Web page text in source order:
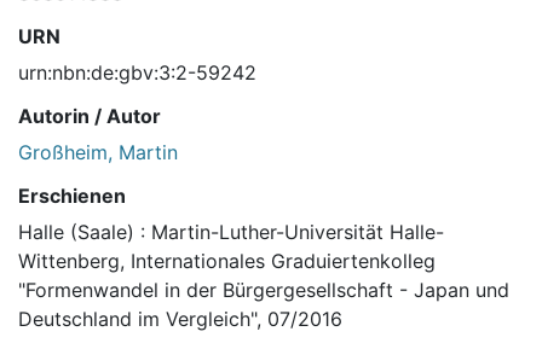
URN
urn:nbn:de:gbv:3:2-59242
Autorin / Autor
Großheim, Martin
Erschienen
Halle (Saale) : Martin-Luther-Universität Halle-
Wittenberg, Internationales Graduiertenkolleg
"Formenwandel in der Bürgergesellschaft - Japan und
Deutschland im Vergleich", 07/2016